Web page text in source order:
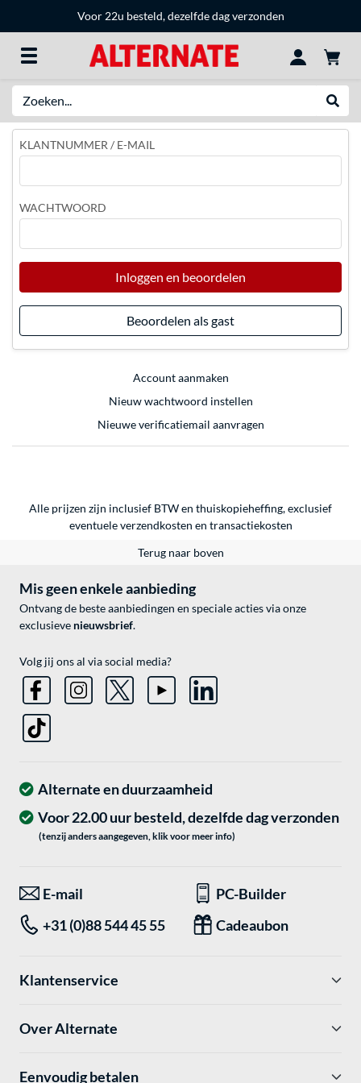
Voor 22u besteld, dezelfde dag verzonden
KLANTNUMMER / E-MAIL
WACHTWOORD
Inloggen en beoordelen
Beoordelen als gast
Account aanmaken
Nieuw wachtwoord instellen
Nieuwe verificatiemail aanvragen
Alle prijzen zijn inclusief BTW en thuiskopieheffing, exclusief
eventueleverzendkosten en transactiekosten
Terug naar boven
Mis geen enkele aanbieding
Ontvang de beste aanbiedingen en speciale acties via onze
exclusieve nieuwsbrief.
Volg jij ons al via social media?
Alternate en duurzaamheid
Voor 22.00 uur besteld, dezelfde dag verzonden
(tenzij anders aangegeven, klik voor meer info)
E-mail
PC-Builder
+31 (0)88 544 45 55
Cadeaubon
Klantenservice
Over Alternate
Eenvoudig betalen